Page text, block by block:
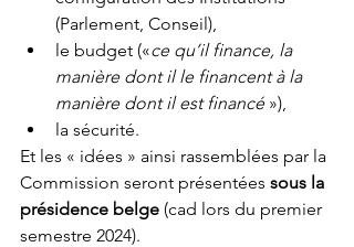
(Parlement, Conseil),
le budget («ce qu’il finance, la
manière dont il le financent à la
manière dont il est financé »),
la sécurité.
Et les « idées » ainsi rassemblées par la
Commission seront présentées sous la
présidence belge (cad lors du premier
semestre 2024).